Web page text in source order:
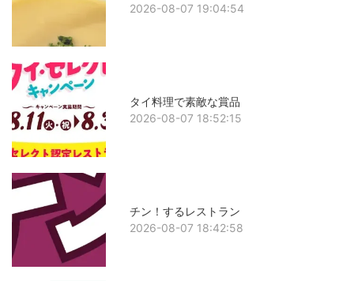
2026-08-07 19:04:54
タイ料理で素敵な賞品
2026-08-07 18:52:15
チン！するレストラン
2026-08-07 18:42:58